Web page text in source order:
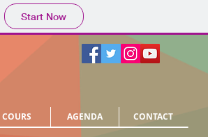
Start Now
COURS AGENDA CONTACT